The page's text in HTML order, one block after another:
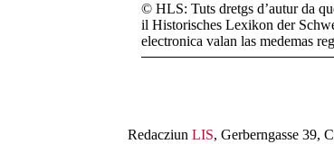
© HLS: Tuts dretgs d’autur da
il Historisches Lexikon der
electronica valan las medemas
Redacziun LIS, Gerberngasse 39,